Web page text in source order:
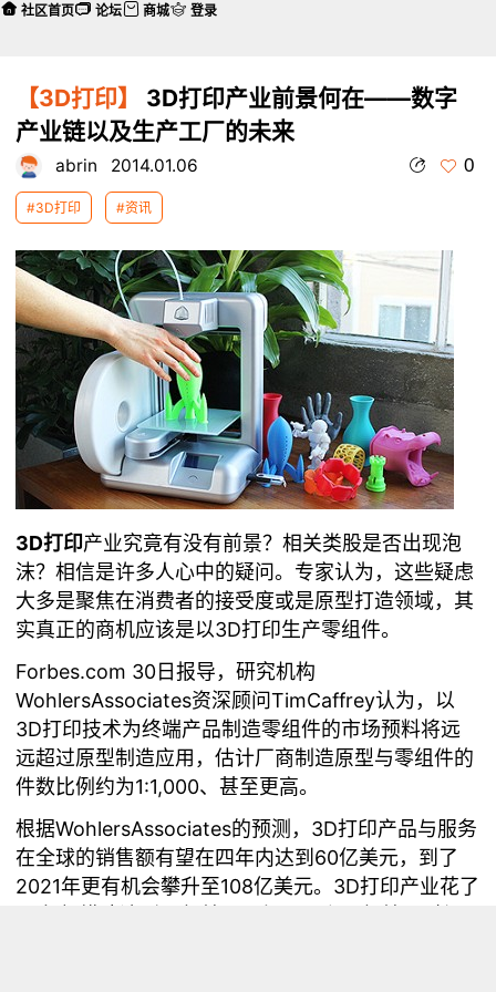
【3D打印】
3D打印产业前景何在——数字
产业链以及生产工厂的未来
abrin 2014.01.06 0
#3D打印 #资讯
3D打印产业究竟有没有前景？相关类股是否出现泡
沫？相信是许多人心中的疑问。专家认为，这些疑虑
大多是聚焦在消费者的接受度或是原型打造领域，其
实真正的商机应该是以3D打印生产零组件。
Forbes.com 30 日报导，研究机构
WohlersAssociates资深顾问TimCaffrey认为，以
3D打印技术为终端产品制造零组件的市场预料将远
远超过原型制造应用，估计厂商制造原型与零组件的
件数比例约为1:1,000、甚至更高。
根据WohlersAssociates的预测， 3D打印产品与服务
在全球的销售额有望在四年内达到 60亿美元，到了
2021年更有机会攀升至108亿美元。 3D打印产业花了
社区首页 论坛 商城 登录